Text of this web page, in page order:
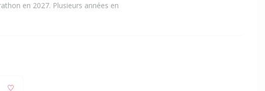
en 2027. Plusieurs années en